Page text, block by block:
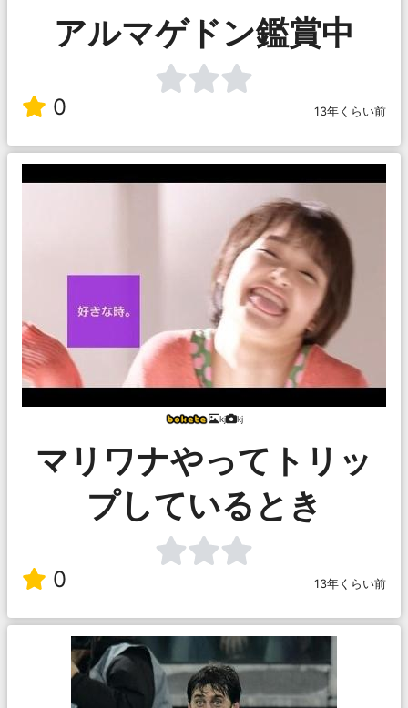
アルマゲドン鑑賞中
0 13年くらい前
kj kj
マリワナやってトリッ
プしているとき
0 13年くらい前